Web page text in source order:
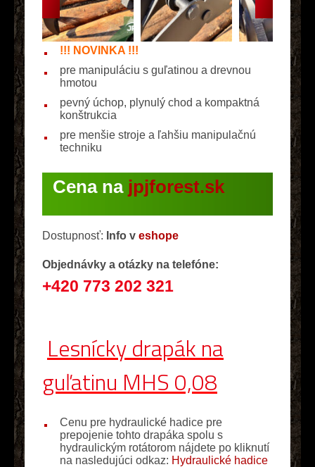
!!! NOVINKA !!!
pre manipuláciu s guľatinou a drevnou
hmotou
pevný úchop, plynulý chod a kompaktná
konštrukcia
pre menšie stroje a ľahšiu manipulačnú
techniku
Cena na jpjforest.sk
Dostupnosť: Info v eshope
Objednávky a otázky na telefóne:
+420 773 202 321
Lesnícky drapák na
guľatinu MHS 0,08
Cenu pre hydraulické hadice pre
prepojenie tohto drapáka spolu s
hydraulickým rotátorom nájdete po kliknutí
na nasledujúci odkaz: Hydraulické hadice